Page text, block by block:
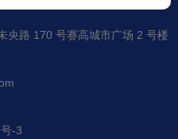
央路 170 号赛高城市广场 2 号楼
-3